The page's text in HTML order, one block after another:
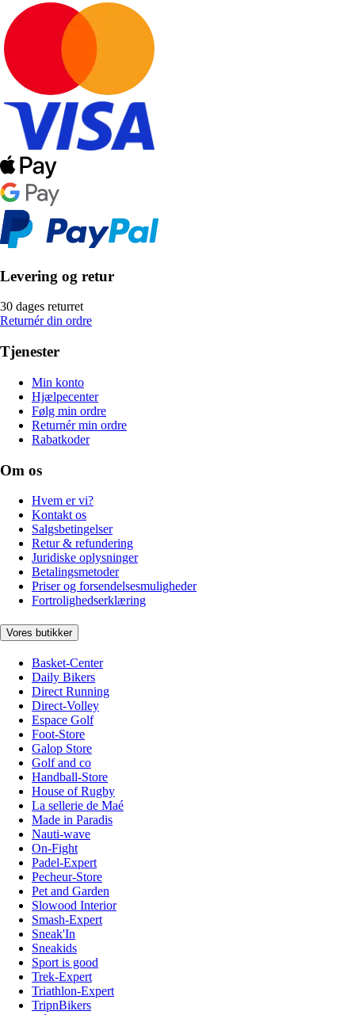
Levering og retur
30 dages returret
Returnér din ordre
Tjenester
Min konto
Hjælpecenter
Følg min ordre
Returnér min ordre
Rabatkoder
Om os
Hvem er vi?
Kontakt os
Salgsbetingelser
Retur & refundering
Juridiske oplysninger
Betalingsmetoder
Priser og forsendelsesmuligheder
Fortrolighedserklæring
Vores butikker
Basket-Center
Daily Bikers
Direct Running
Direct-Volley
Espace Golf
Foot-Store
Galop Store
Golf and co
Handball-Store
House of Rugby
La sellerie de Maé
Made in Paradis
Nauti-wave
On-Fight
Padel-Expert
Pecheur-Store
Pet and Garden
Slowood Interior
Smash-Expert
Sneak'In
Sneakids
Sport is good
Trek-Expert
Triathlon-Expert
TripnBikers